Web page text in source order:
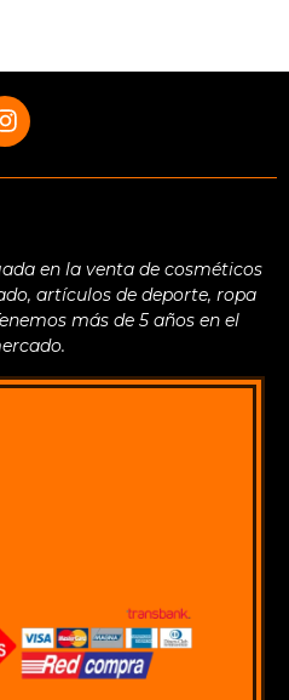
en la venta de cosméticos
artículos de deporte, ropa
más de 5 años en el